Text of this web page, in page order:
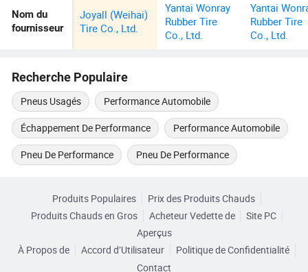
Nom du
fournisseur
Joyall (Weihai)
Tire Co., Ltd.
Yantai Wonray
Rubber Tire
Co., Ltd.
Yantai
Rubber Tire
Co., Ltd.
Recherche Populaire
Pneus Usagés Performance Automobile
Échappement De Performance Performance Automobile
Pneu De Performance Pneu De Performance
Produits Populaires
Prix des Produits Chauds
Produits Chauds en Gros
Acheteur Vedette de
Site PC
Aperçus
À Propos de
Accord d’Utilisateur
Politique de Confidentialité
Contact